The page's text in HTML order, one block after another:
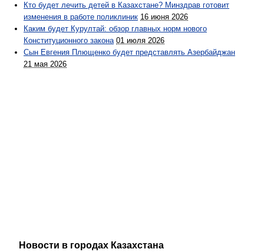
Кто будет лечить детей в Казахстане? Минздрав готовит
изменения в работе поликлиник 16 июня 2026
Каким будет Курултай: обзор главных норм нового
Конституционного закона 01 июля 2026
Сын Евгения Плющенко будет представлять Азербайджан
21 мая 2026
Новости в городах Казахстана